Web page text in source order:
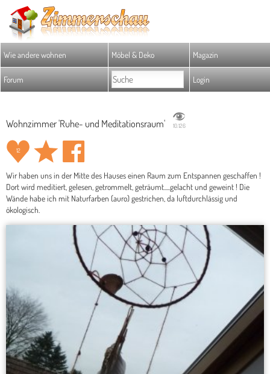
Wie andere wohnen Möbel & Deko Magazin
Forum Login
Wohnzimmer 'Ruhe- und Meditationsraum' 10.126
12
Wir haben uns in der Mitte des Hauses einen Raum zum Entspannen geschaffen !
Dort wird meditiert, gelesen, getrommelt, geträumt.....gelacht und geweint ! Die
Wände habe ich mit Naturfarben (auro) gestrichen, da luftdurchlässig und
ökologisch.